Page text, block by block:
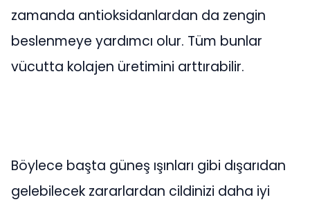
zamanda antioksidanlardan da zengin
beslenmeye yardımcı olur. Tüm bunlar
vücutta kolajen üretimini arttırabilir.
Böylece başta güneş ışınları gibi dışarıdan
gelebilecek zararlardan cildinizi daha iyi